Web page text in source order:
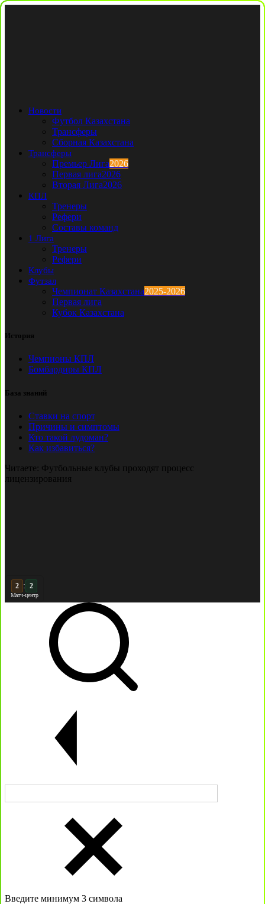
Новости
Футбол Казахстана
Трансферы
Сборная Казахстана
Трансферы
Премьер Лига2026
Первая лига2026
Вторая Лига2026
КПЛ
Тренеры
Рефери
Составы команд
1 Лига
Тренеры
Рефери
Клубы
Футзал
Чемпионат Казахстана2025-2026
Первая лига
Кубок Казахстана
История
Чемпионы КПЛ
Бомбардиры КПЛ
База знаний
Ставки на спорт
Причины и симптомы
Кто такой лудоман?
Как избавиться?
Читаете: Футбольные клубы проходят процесс
лицензирования
3 : 3
Матч-центр
Введите минимум 3 символа